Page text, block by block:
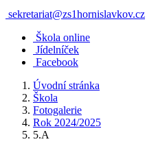
sekretariat@zs1hornislavkov.cz
Škola online
Jídelníček
Facebook
Úvodní stránka
Škola
Fotogalerie
Rok 2024/2025
5.A